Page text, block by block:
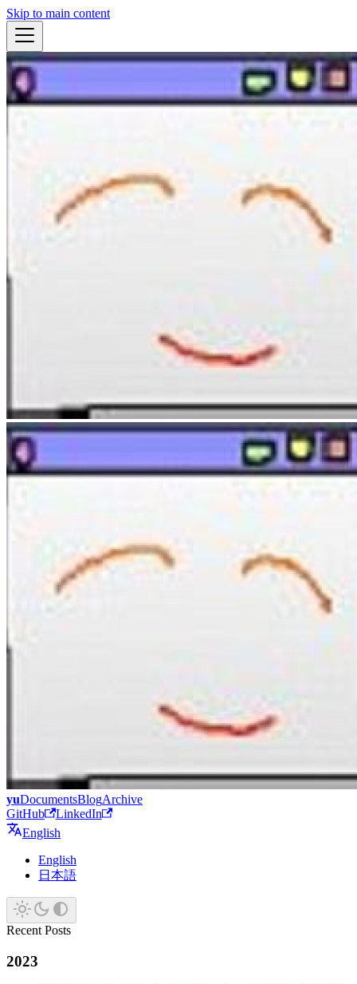
Skip to main content
yuDocumentsBlogArchive
GitHub
LinkedIn
English
English
日本語
Recent Posts
2023